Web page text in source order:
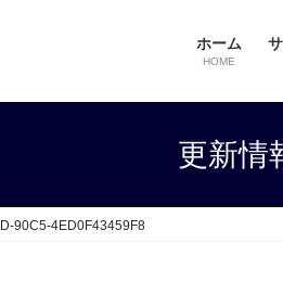
ホーム
HOME
更新情
90C5-4ED0F43459F8